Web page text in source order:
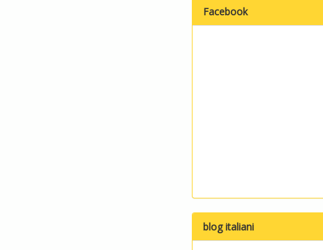
Facebook
blog italiani